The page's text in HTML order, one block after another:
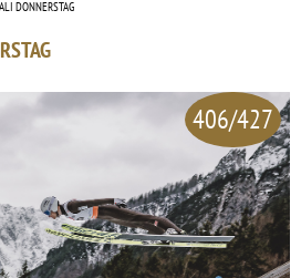
DONNERSTAG
406/427